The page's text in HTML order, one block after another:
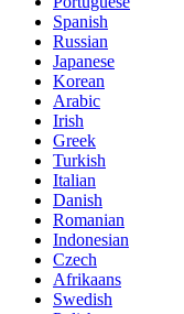
Spanish
Russian
Japanese
Korean
Arabic
Irish
Greek
Turkish
Italian
Danish
Romanian
Indonesian
Czech
Afrikaans
Swedish